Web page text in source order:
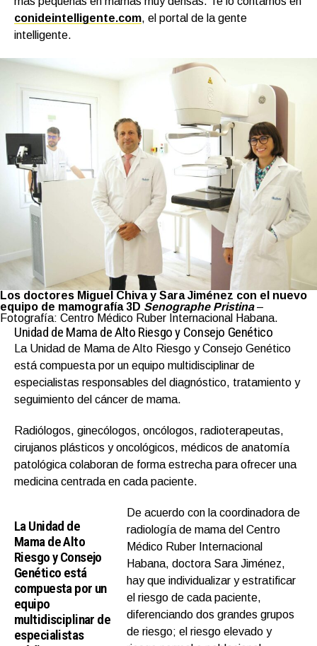
conideintelligente.com, el portal de la gente
intelligente.
Los doctores Miguel Chiva y Sara Jiménez con el nuevo
equipo de mamografía 3D Senographe Pristina–
Fotografía: Centro Médico Ruber Internacional Habana.
Unidad de Mama de Alto Riesgo y Consejo Genético
La Unidad de Mama de Alto Riesgo y Consejo Genético
está compuesta por un equipo multidisciplinar de
especialistas responsables del diagnóstico, tratamiento y
seguimiento del cáncer de mama.
Radiólogos, ginecólogos, oncólogos, radioterapeutas,
cirujanos plásticos y oncológicos, médicos de anatomía
patológica colaboran de forma estrecha para ofrecer una
medicina centrada en cada paciente.
La Unidad de
Mama de Alto
Riesgo y Consejo
Genético está
compuesta por un
equipo
multidisciplinar de
especialistas
De acuerdo con la coordinadora de
radiología de mama del Centro
Médico Ruber Internacional
Habana, doctora Sara Jiménez,
hay que individualizar y estratificar
el riesgo de cada paciente,
diferenciando dos grandes grupos
de riesgo; el riesgo elevado y